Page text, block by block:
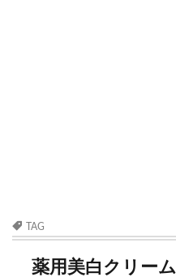
TAG
薬用美白クリーム